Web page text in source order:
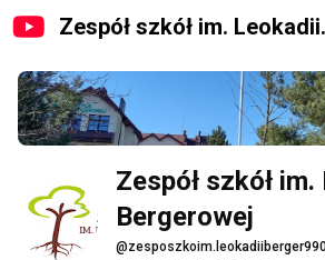
Zespół szkół im. Leokadii
Zespół szkół
Bergerowej